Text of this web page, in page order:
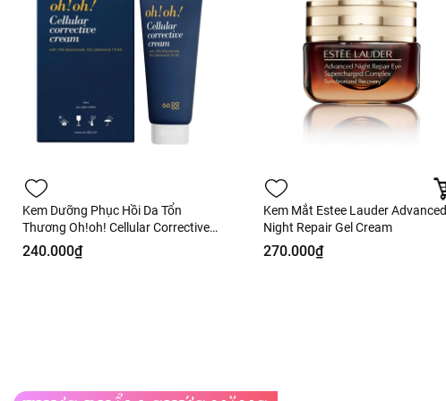
Kem Dưỡng Phục Hồi Da Tổn
Thương Oh!oh! Cellular Corrective
Cream 30ml Fullbox - Hàng Công
240.000₫
Kem Mắt Estee Lauder Advanced
Night Repair Gel Cream
270.000₫